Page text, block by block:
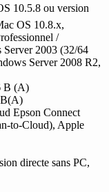
10.5.8 ou version
OS 10.8.x,
/
2003 (32/64
Server 2008 R2,
B (A)
Epson Connect
to-Cloud), Apple
directe sans PC,